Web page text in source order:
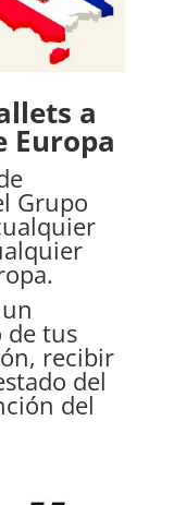
a
Europa
Grupo
de tus
recibir
del
del